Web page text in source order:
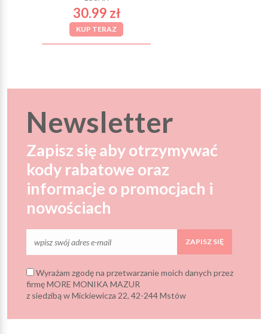
30.99 zł
KUP TERAZ
Newsletter
Zapisz się aby otrzymywać
kody rabatowe oraz
informacje o promocjach i
nowościach
ZAPISZ SIĘ
Wyrażam zgodę na przetwarzanie moich danych przez
firmę MORE MONIKA MAZUR
z siedzibą w Mickiewicza 22, 42-244 Mstów